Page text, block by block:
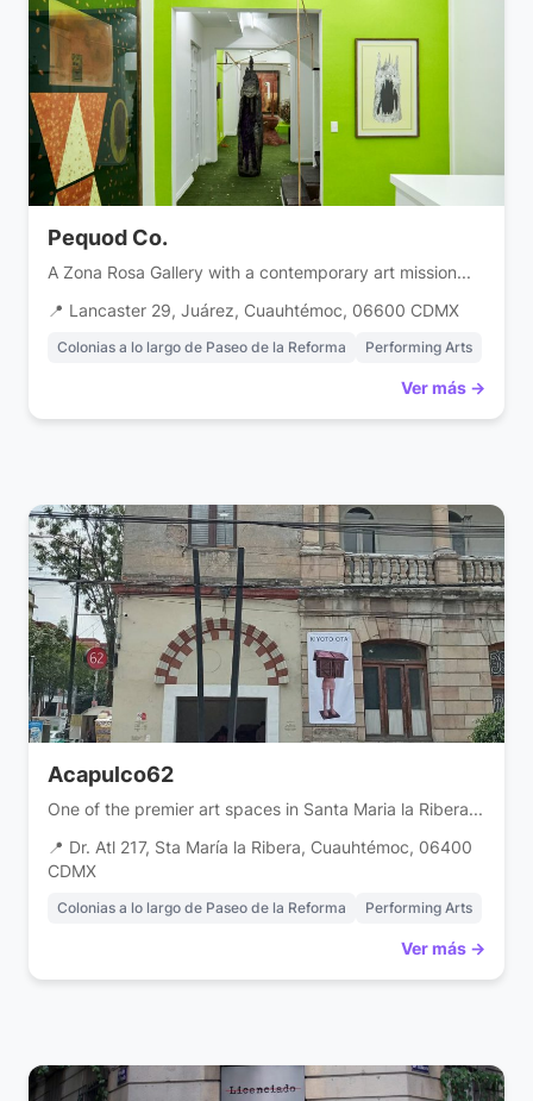
Pequod Co.
A Zona Rosa Gallery with a contemporary art mission...
📍 Lancaster 29, Juárez, Cuauhtémoc, 06600 CDMX
Colonias a lo largo de Paseo de la Reforma Performing Arts
Ver más →
Acapulco62
One of the premier art spaces in Santa Maria la Ribera...
📍 Dr. Atl 217, Sta María la Ribera, Cuauhtémoc, 06400
CDMX
Colonias a lo largo de Paseo de la Reforma Performing Arts
Ver más →